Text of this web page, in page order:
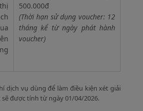
500.000đ
(Thời hạn sử dụng voucher: 12
tháng kể từ ngày phát hành
voucher)
dịch vụ dùng để làm điều kiện xét giải
được tính từ ngày 01/04/2026.